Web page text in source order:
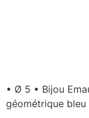
• Ø 5 • Bijou
géométrique